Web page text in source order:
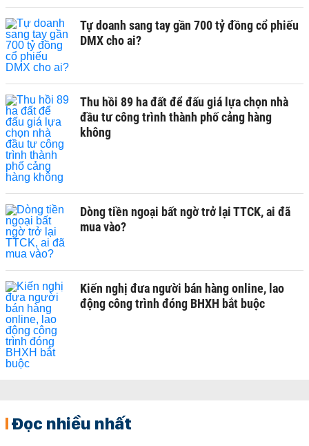
Tự doanh sang tay gần 700 tỷ đồng cổ phiếu
DMX cho ai?
Thu hồi 89 ha đất để đấu giá lựa chọn nhà
đầu tư công trình thành phố cảng hàng
không
Dòng tiền ngoại bất ngờ trở lại TTCK, ai đã
mua vào?
Kiến nghị đưa người bán hàng online, lao
động công trình đóng BHXH bắt buộc
Đọc nhiều nhất